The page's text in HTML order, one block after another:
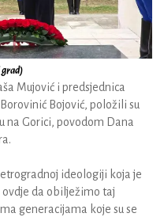
Mujović i predsjednica
Bojović, položili su
na Gorici, povodom Dana
ideologiji koja je
da obilježimo taj
generacijama koje su se